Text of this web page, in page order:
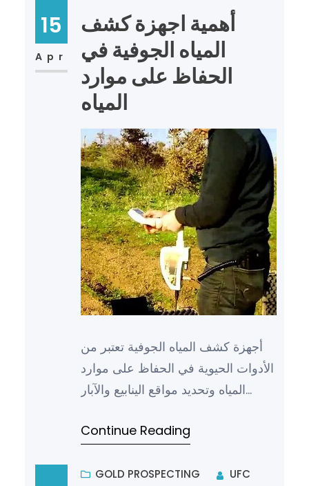
15
Apr
أهمية اجهزة كشف
المياه الجوفية في
الحفاظ على موارد
المياه
أجهزة كشف المياه الجوفية تعتبر من
الأدوات الحيوية في الحفاظ على موارد
المياه وتحديد مواقع الينابيع والآبار
متطورة، تتمكن ه…
Continue Reading
GOLD PROSPECTING UFC